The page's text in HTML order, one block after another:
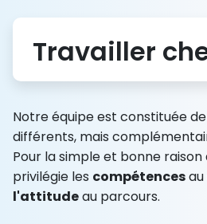
Travailler
Notre équipe est constituée
différents, mais
Pour la simple et bonne raison
privilégie les compétences
l'attitudeau parcours.